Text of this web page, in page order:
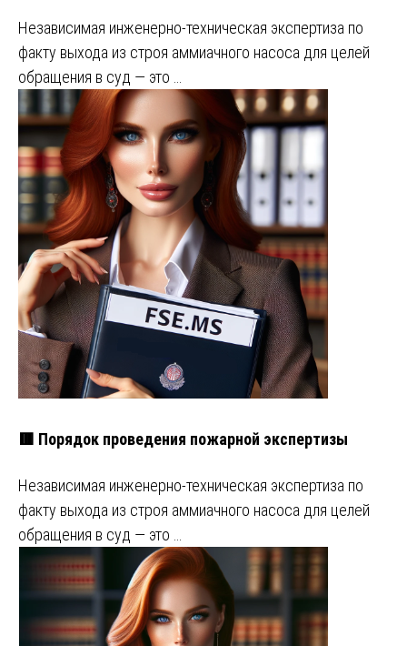
Независимая инженерно-техническая экспертиза по
факту выхода из строя аммиачного насоса для целей
обращения в суд — это …
🟥 Порядок проведения пожарной экспертизы
Независимая инженерно-техническая экспертиза по
факту выхода из строя аммиачного насоса для целей
обращения в суд — это …